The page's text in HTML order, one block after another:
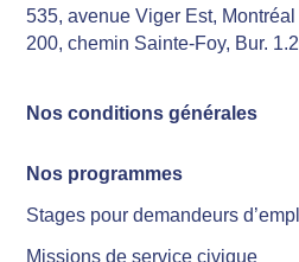
535, avenue Viger Est,
200, chemin Sainte-Foy, Bur.
Nos conditions générales
Nos programmes
Stages pour demandeurs
Missions de service civique